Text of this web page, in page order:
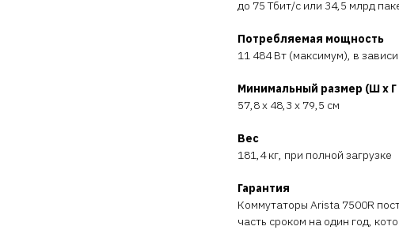
до 75 Тбит/с или 34,5 млрд
Потребляемая мощность
11 484 Вт (максимум), в
Минимальный размер (Ш x Г
57,8 x 48,3 x 79,5 см
Вес
181,4 кг, при полной загрузке
Гарантия
Коммутаторы Arista 7500R
часть сроком на один год,